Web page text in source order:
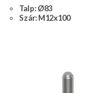
Talp: Ø83
Szár: M12x100